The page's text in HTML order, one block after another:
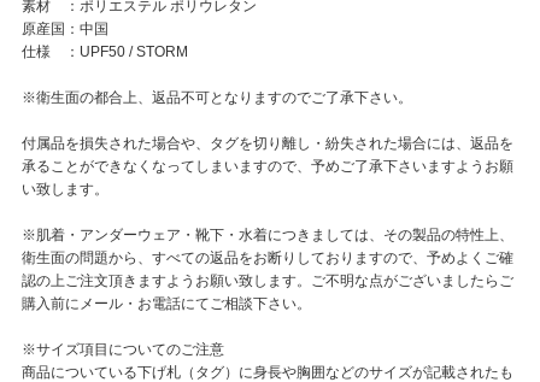
素材 ：ポリエステル ポリウレタン
原産国：中国
仕様 ：UPF50 / STORM
※衛生面の都合上、返品不可となりますのでご了承下さい。
付属品を損失された場合や、タグを切り離し・紛失された場合には、返品を
承ることができなくなってしまいますので、予めご了承下さいますようお願
い致します。
※肌着・アンダーウェア・靴下・水着につきましては、その製品の特性上、
衛生面の問題から、すべての返品をお断りしておりますので、予めよくご確
認の上ご注文頂きますようお願い致します。ご不明な点がございましたらご
購入前にメール・お電話にてご相談下さい。
※サイズ項目についてのご注意
商品についている下げ札（タグ）に身長や胸囲などのサイズが記載されたも